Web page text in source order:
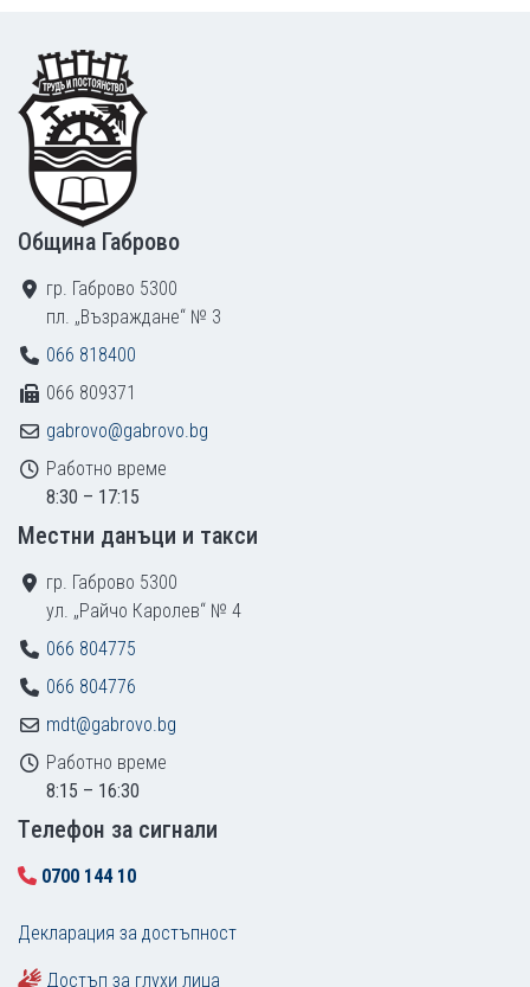
Footer
Община Габрово
гр. Габрово 5300
пл. „Възраждане“ № 3
066 818400
066 809371
gabrovo@gabrovo.bg
Работно време
8:30 – 17:15
Местни данъци и такси
гр. Габрово 5300
ул. „Райчо Каролев“ № 4
066 804775
066 804776
mdt@gabrovo.bg
Работно време
8:15 – 16:30
Tелефон за сигнали
0700 144 10
Декларация за достъпност
Достъп за глухи лица